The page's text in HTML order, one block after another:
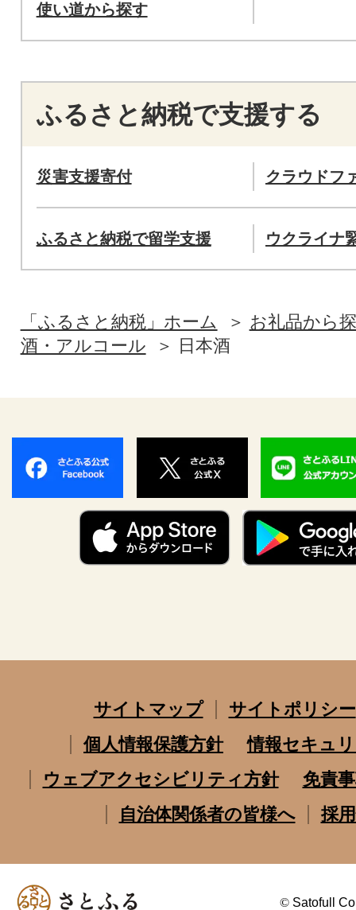
使い道から探す
ふるさと納税で支援する
災害支援寄付 クラウドフ
ふるさと納税で留学支援 ウクライナ
「ふるさと納税」ホーム
お礼品から
酒・アルコール
日本酒
サイトマップ
サイトポリシー
個人情報保護方針
情報セキュ
ウェブアクセシビリティ方針
免責
自治体関係者の皆様へ
採
© Satofull